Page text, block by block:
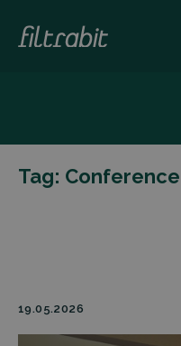
Tag: Conference
19.05.2026